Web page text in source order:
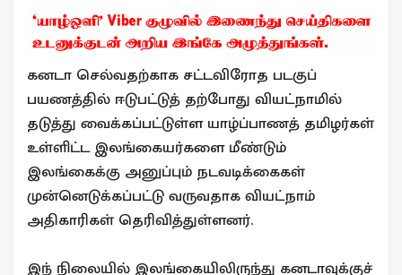
கனடா செல்வதற்காக சட்டவிரோத படகுப்
பயணத்தில் ஈடுபட்டுத் தற்போது வியட்நாமில்
தடுத்து வைக்கப்பட்டுள்ள யாழ்ப்பாணத் தமிழர்கள்
உள்ளிட்ட இலங்கையர்களை மீண்டும்
இலங்கைக்கு அனுப்பும் நடவடிக்கைகள்
முன்னெடுக்கப்பட்டு வருவதாக வியட்நாம்
அதிகாரிகள் தெரிவித்துள்ளனர்.
இந் நிலையில் இலங்கையிலிருந்து கனடாவுக்குச்